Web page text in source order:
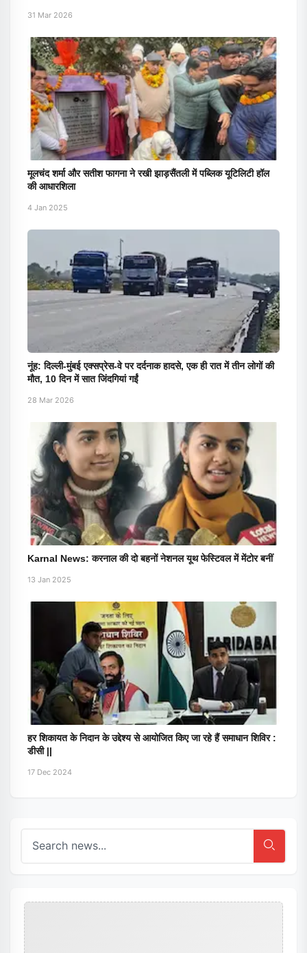
31 Mar 2026
मूलचंद शर्मा और सतीश फागना ने रखी झाड़सैंतली में पब्लिक यूटिलिटी हॉल
की आधारशिला
4 Jan 2025
नूंह: दिल्ली-मुंबई एक्सप्रेस-वे पर दर्दनाक हादसे, एक ही रात में तीन लोगों की
मौत, 10 दिन में सात जिंदगियां गईं
28 Mar 2026
Karnal News: करनाल की दो बहनों नेशनल यूथ फेस्टिवल में मेंटोर बनीं
13 Jan 2025
हर शिकायत के निदान के उद्देश्य से आयोजित किए जा रहे हैं समाधान शिविर :
डीसी ||
17 Dec 2024